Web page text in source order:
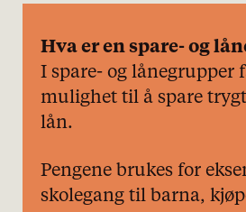
Hva er en spare- og
I spare- og lånegrupper
mulighet til å spare
lån.
Pengene brukes for
skolegang til barna,